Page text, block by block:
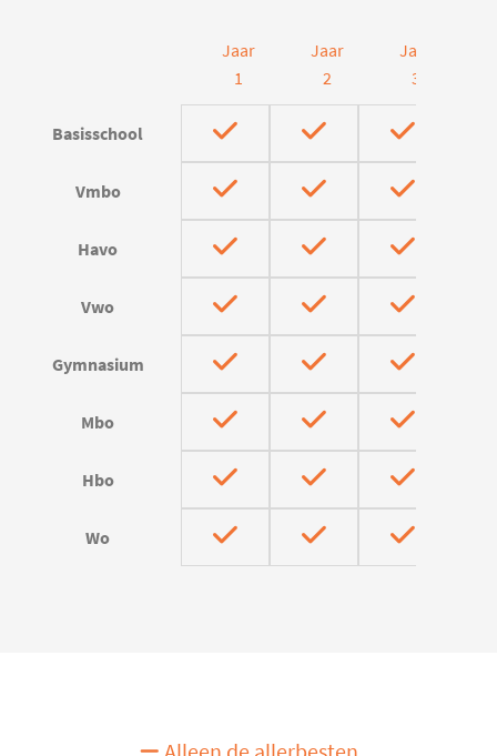
Jaar
1
Jaar
2
Jaar
3
Basisschool
Vmbo
Havo
Vwo
Gymnasium
Mbo
Hbo
Wo